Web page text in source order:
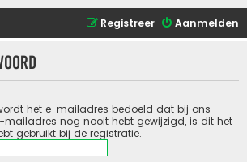
Aanmelden
Registreer
het e-mailadres bedoeld dat bij ons
mailadres nog nooit hebt gewijzigd, is dit het
gebruikt bij de registratie.